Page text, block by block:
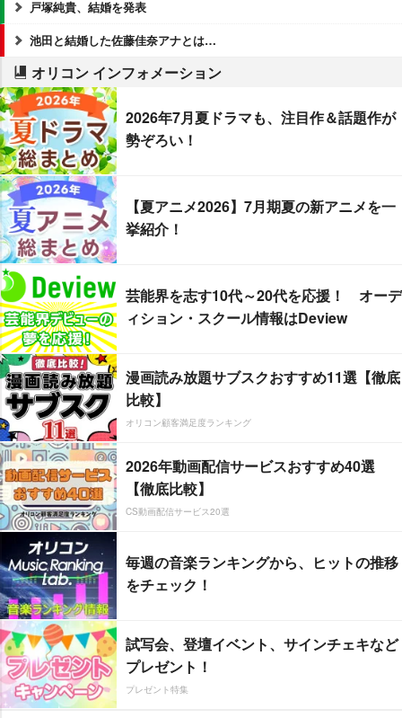
戸塚純貴、結婚を発表
池田と結婚した佐藤佳奈アナとは…
オリコン インフォメーション
2026年7月夏ドラマも、注目作＆話題作が
勢ぞろい！
【夏アニメ2026】7月期夏の新アニメを一
挙紹介！
芸能界を志す10代～20代を応援！ オーデ
ィション・スクール情報はDeview
漫画読み放題サブスクおすすめ11選【徹底
比較】
オリコン顧客満足度ランキング
2026年動画配信サービスおすすめ40選
【徹底比較】
CS動画配信サービス20選
毎週の音楽ランキングから、ヒットの推移
をチェック！
試写会、登壇イベント、サインチェキなど
プレゼント！
プレゼント特集